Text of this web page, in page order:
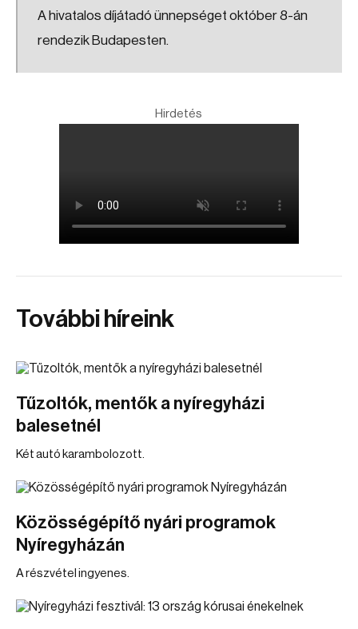
A hivatalos díjátadó ünnepséget október 8-án
rendezik Budapesten.
Hirdetés
További híreink
Tűzoltók, mentők a nyíregyházi
balesetnél
Két autó karambolozott.
Közösségépítő nyári programok
Nyíregyházán
A részvétel ingyenes.